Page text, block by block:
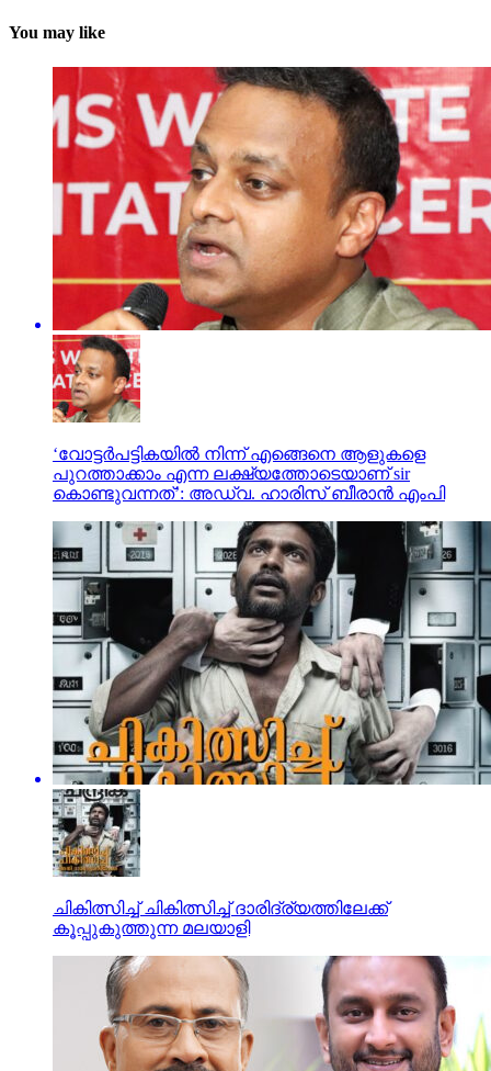
You may like
‘വോട്ടര്‍പട്ടികയില്‍ നിന്ന് എങ്ങെനെ ആളുകളെ
പുറത്താക്കാം എന്ന ലക്ഷ്യത്തോടെയാണ് sir
കൊണ്ടുവന്നത്’: അഡ്വ. ഹാരിസ് ബീരാൻ എംപി
ചികിത്സിച്ച് ചികിത്സിച്ച് ദാരിദ്ര്യത്തിലേക്ക്
കൂപ്പുകുത്തുന്ന മലയാളി